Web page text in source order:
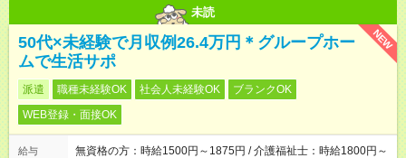
未読
NEW
50代×未経験で月収例26.4万円＊グループホー
ムで生活サポ
派遣 職種未経験OK 社会人未経験OK
ブランクOK
WEB登録・面接OK
給与
無資格の方：時給1500円～1875円 / 介護福祉士：時給1800円～